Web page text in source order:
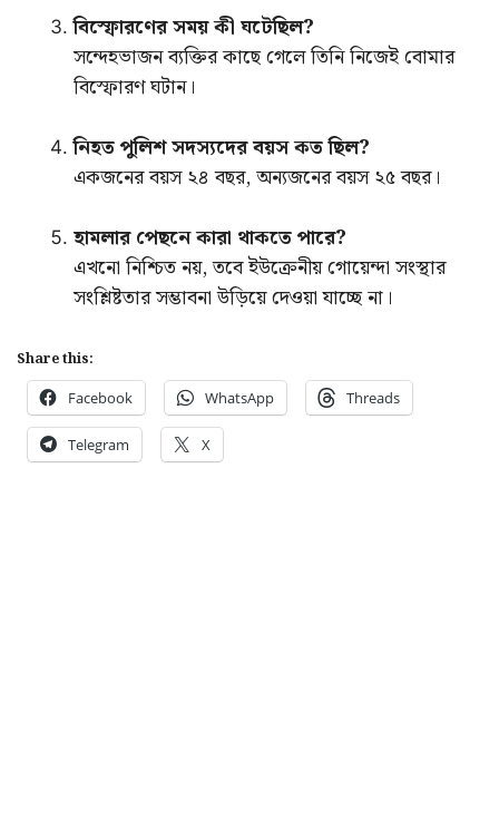
বিস্ফোরণের সময় কী ঘটেছিল?
সন্দেহভাজন ব্যক্তির কাছে গেলে তিনি নিজেই বোমার
বিস্ফোরণ ঘটান।
নিহত পুলিশ সদস্যদের বয়স কত ছিল?
একজনের বয়স ২৪ বছর, অন্যজনের বয়স ২৫ বছর।
হামলার পেছনে কারা থাকতে পারে?
এখনো নিশ্চিত নয়, তবে ইউক্রেনীয় গোয়েন্দা সংস্থার
সংশ্লিষ্টতার সম্ভাবনা উড়িয়ে দেওয়া যাচ্ছে না।
Share this:
Facebook WhatsApp Threads
Telegram X